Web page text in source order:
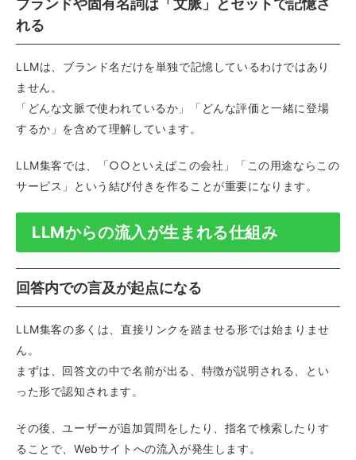
れる
LLMは、ブランド名だけを単独で記憶しているわけではあり
ません。
「どんな文脈で使われているか」「どんな評価と一緒に登場
するか」を含めて理解しています。
LLM集客では、「○○といえばこの会社」「この用途ならこの
サービス」という結び付きを作ることが重要になります。
LLMからの流入が生まれる仕組み
回答内での言及が起点になる
LLM集客の多くは、直接リンクを踏ませる形では始まりませ
ん。
まずは、回答文の中で名前が出る、特徴が説明される、とい
った形で認知されます。
その後、ユーザーが追加質問をしたり、指名で検索したりす
ることで、Webサイトへの流入が発生します。